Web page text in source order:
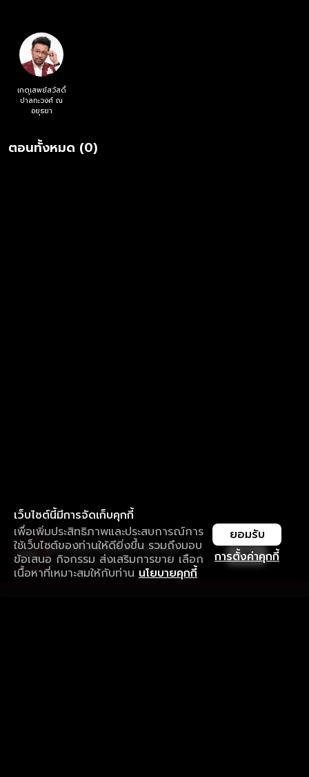
เกตุเสพย์สวัสดิ์
ปาลกะวงศ์ ณ
อยุธยา
ตอนทั้งหมด (0)
เว็บไซต์นี้มีการจัดเก็บคุกกี้
เพื่อเพิ่มประสิทธิภาพและประสบการณ์การ
ใช้เว็บไซต์ของท่านให้ดียิ่งขึ้น รวมถึงมอบ
ข้อเสนอ กิจกรรม ส่งเสริมการขาย เลือก
เนื้อหาที่เหมาะสมให้กับท่าน นโยบายคุกกี้
การตั้งค่าคุกกี้
ยอมรับ
ใช้งานแอป ลื่นไหลกว่า ไม่มีสะดุด
ดาวน์โหลดแอปเพื่อการรับชมที่ดีกว่า เปิด